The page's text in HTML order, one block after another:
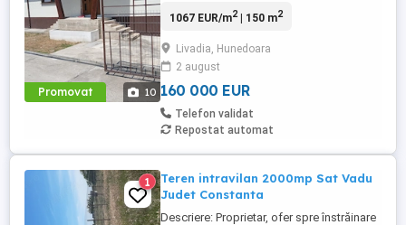
Promovat 10
bucatarie mobilata, oferind suficient
au dulapuri incastrate in perete, este
mobilată parțial, ceea ce îți permite să
adaugi propriile elemente de ...
1067 EUR/m2| 150 m2
Livadia, Hunedoara
2 august
160 000 EUR
Telefon validat
Repostat automat
1
Teren intravilan 2000mp Sat Vadu
Judet Constanta
Descriere: Proprietar, ofer spre înstrăinare